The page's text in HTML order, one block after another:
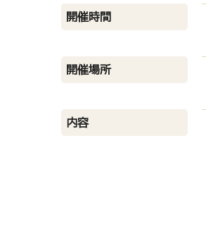
開催時間
開催場所
内容